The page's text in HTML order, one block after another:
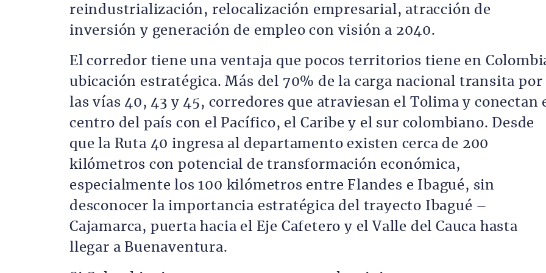
reindustrialización, relocalización empresarial, atracción de
inversión y generación de empleo con visión a 2040.
El corredor tiene una ventaja que pocos territorios tiene en
ubicación estratégica. Más del 70% de la carga nacional transita por
las vías 40, 43 y 45, corredores que atraviesan el Tolima y conectan
centro del país con el Pacífico, el Caribe y el sur colombiano. Desde
que la Ruta 40 ingresa al departamento existen cerca de 200
kilómetros con potencial de transformación económica,
especialmente los 100 kilómetros entre Flandes e Ibagué, sin
desconocer la importancia estratégica del trayecto Ibagué –
Cajamarca, puerta hacia el Eje Cafetero y el Valle del Cauca hasta
llegar a Buenaventura.